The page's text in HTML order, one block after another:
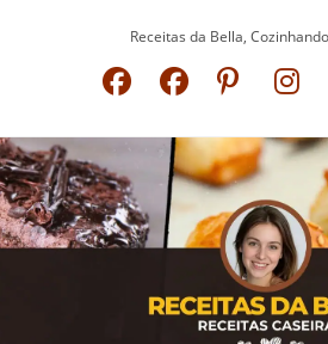
Receitas da Bella,